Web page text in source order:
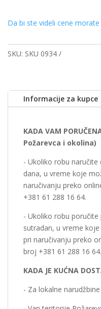
Da bi ste videli cene
SKU: SKU 0934
Informacije za kupce
KADA VAM
Požarevca i okolina)
- Ukoliko robu
dana, u vreme koje
naručivanju preko
+381 61 288 16 64.
- Ukoliko robu
sutradan, u vreme
pri naručivanju preko
broj +381 61 288 16 64.
KADA JE KUĆNA
- Za lokalne